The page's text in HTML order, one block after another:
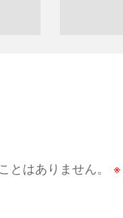
とはありません。 ※